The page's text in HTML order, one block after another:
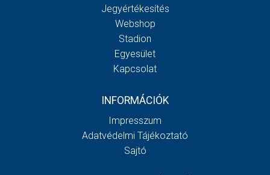
Jegyértékesítés
Webshop
Stadion
Egyesület
Kapcsolat
INFORMÁCIÓK
Impresszum
Adatvédelmi Tájékoztató
Sajtó